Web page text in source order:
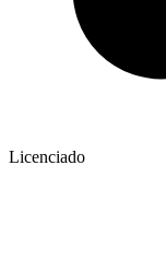
Licenciado